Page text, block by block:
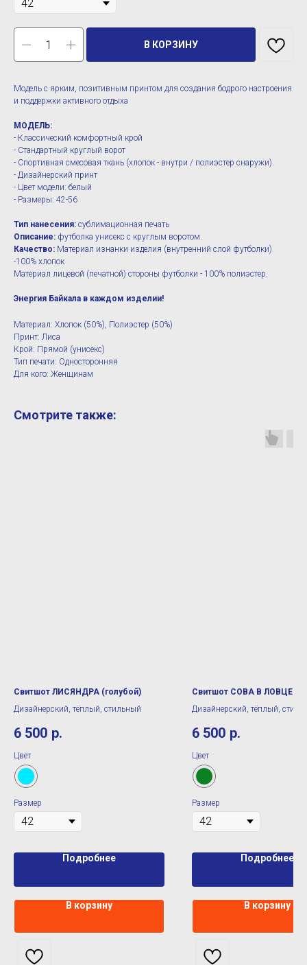
В КОРЗИНУ
Модель с ярким, позитивным принтом для создания бодрого настроения
и поддержки активного отдыха
МОДЕЛЬ:
- Классический комфортный крой
- Стандартный круглый ворот
- Спортивная смесовая ткань (хлопок - внутри / полиэстер снаружи).
- Дизайнерский принт
- Цвет модели: белый
- Размеры: 42-56
Тип нанесения: сублимационная печать
Описание: футболка унисекс с круглым воротом.
Качество: Материал изнанки изделия (внутренний слой футболки)
-100% хлопок
Материал лицевой (печатной) стороны футболки - 100% полиэстер.
Энергия Байкала в каждом изделии!
Материал: Хлопок (50%), Полиэстер (50%)
Принт: Лиса
Крой: Прямой (унисекс)
Тип печати: Односторонняя
Для кого: Женщинам
Смотрите также:
Свитшот ЛИСЯНДРА (голубой)
Дизайнерский, тёплый, стильный
6 500 р.
Цвет
Размер
Подробнее
В корзину
Свитшот СОВА В ЛОВЦЕ
Дизайнерский, тёплый,
6 500 р.
Цвет
Размер
Подробнее
В корзину